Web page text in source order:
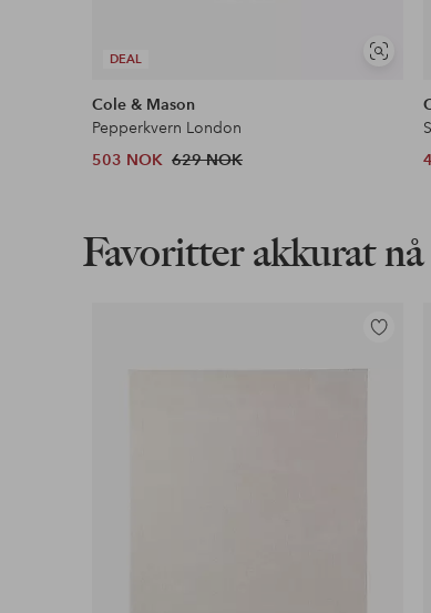
DEAL
Vis
Cole & Mason
Pepperkvern London
503 NOK 629 NOK
Favoritter akkurat nå
Legg